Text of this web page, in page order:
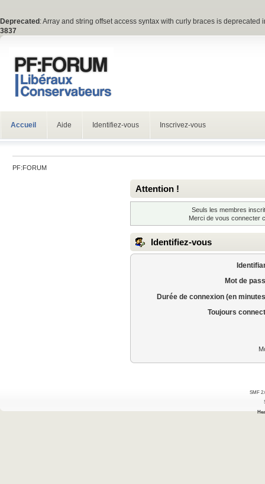
Deprecated : Array and string offset access syntax with curly braces is deprecated
3837
Accueil Aide Identifiez-vous Inscrivez-vous
PF:FORUM
Attention !
Seuls les membres
Merci de vous connecter
Identifiez-vous
Mot de
Durée de connexion (en
Toujours
SMF